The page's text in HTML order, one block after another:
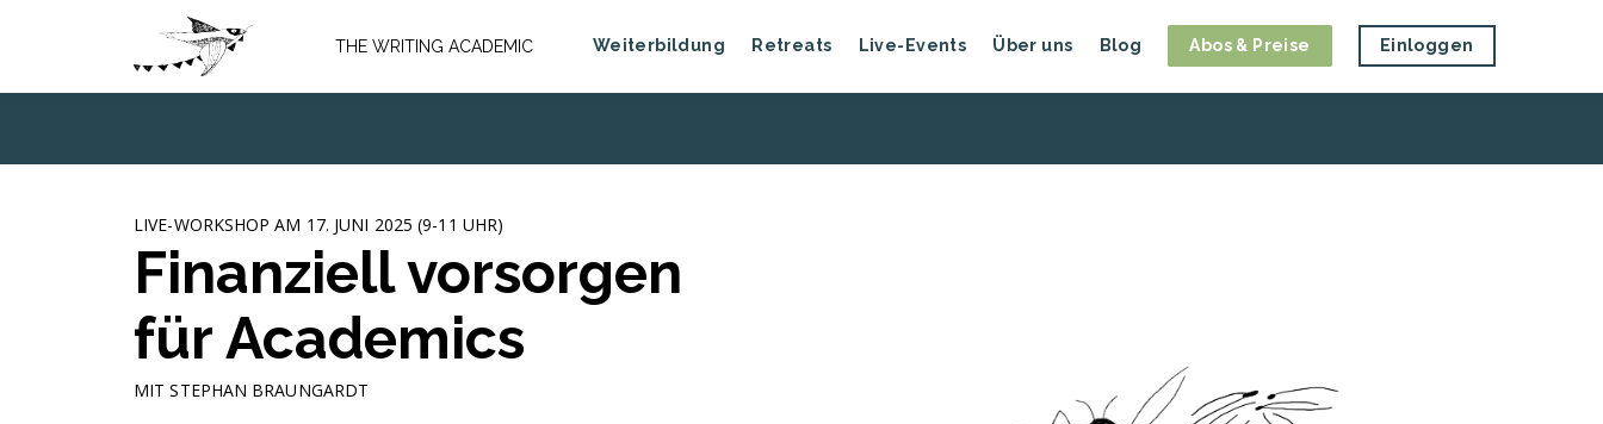
THE WRITING ACADEMIC Weiterbildung Retreats Live-Events Über uns Blog Abos & Preise Einloggen
LIVE-WORKSHOP AM 17. JUNI 2025 (9-11 UHR)
Finanziell vorsorgen
für Academics
MIT STEPHAN BRAUNGARDT